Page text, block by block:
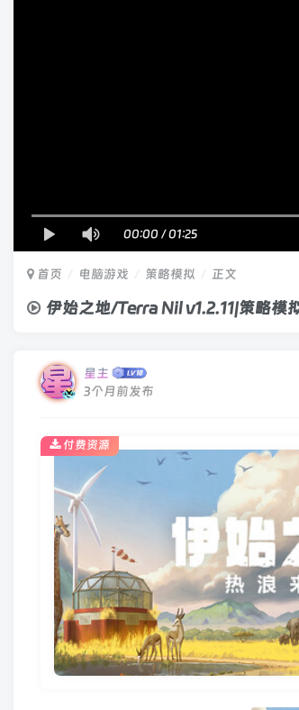
00:00 /01:25
首页 电脑游戏 策略模拟 正文
伊始之地/Terra Nil v1.2.11|策略模
星主
3个月前发布
付费资源